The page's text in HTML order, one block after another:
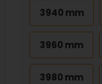
3940 mm
3960 mm
3980 mm